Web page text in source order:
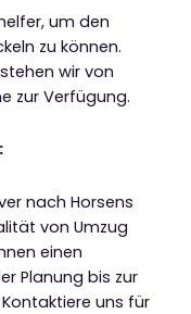
um den
zu können.
wir von
zur Verfügung.
nach Horsens
von Umzug
einen
Planung bis zur
uns für